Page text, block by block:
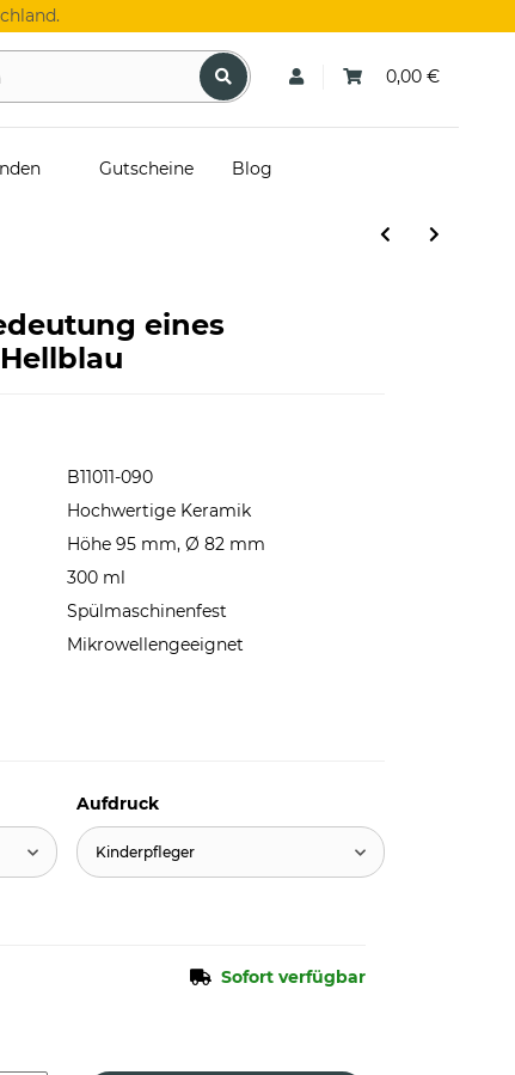
0,00 €
Gutscheine Blog
eines
B11011-090
Hochwertige Keramik
Höhe 95 mm, Ø 82 mm
300 ml
Spülmaschinenfest
Mikrowellengeeignet
Aufdruck
Kinderpfleger
Sofort verfügbar